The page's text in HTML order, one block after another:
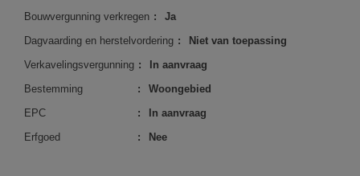
Bouwvergunning verkregen :
Ja
Dagvaarding en herstelvordering :
Niet van toepassing
Verkavelingsvergunning :
In aanvraag
Bestemming
:
Woongebied
EPC
:
In aanvraag
Erfgoed
: Nee